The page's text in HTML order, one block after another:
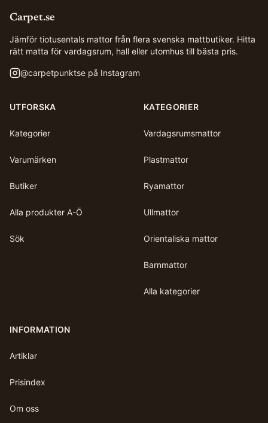
Carpet.se
Jämför tiotusentals mattor från flera svenska mattbutiker. Hitta
rätt matta för vardagsrum, hall eller utomhus till bästa pris.
@carpetpunktse på Instagram
UTFORSKA
Kategorier
Varumärken
Butiker
Alla produkter A-Ö
Sök
KATEGORIER
Vardagsrumsmattor
Plastmattor
Ryamattor
Ullmattor
Orientaliska mattor
Barnmattor
Alla kategorier
INFORMATION
Artiklar
Prisindex
Om oss